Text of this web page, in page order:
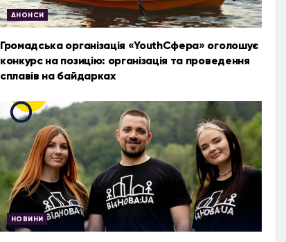
АНОНСИ
Громадська організація «YouthСфера» оголошує
конкурс на позицію: організація та проведення
сплавів на байдарках
НОВИНИ